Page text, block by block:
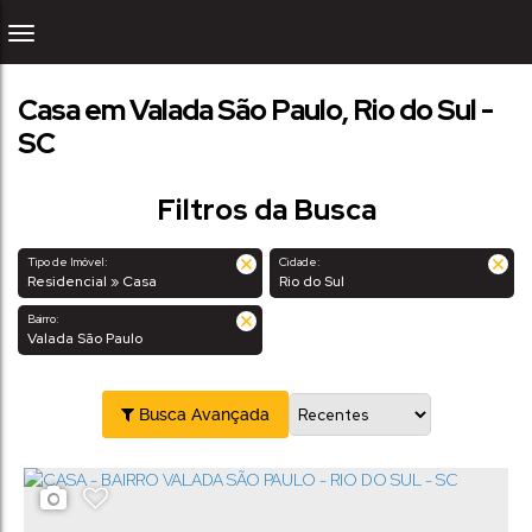
Casa em Valada São Paulo, Rio do Sul -
SC
Filtros da Busca
Tipo de Imóvel:
Residencial » Casa
Cidade:
Rio do Sul
Bairro:
Valada São Paulo
Busca Avançada